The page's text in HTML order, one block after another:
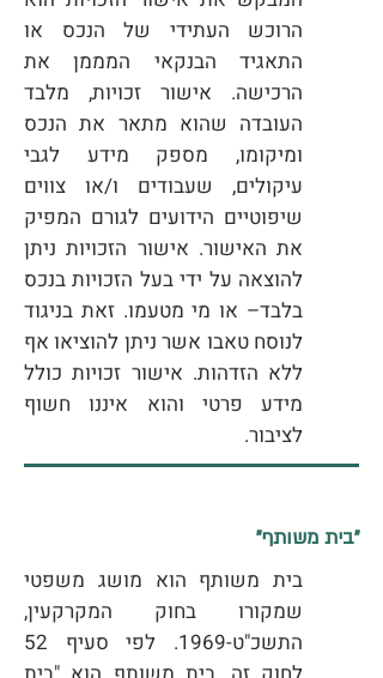
הרוכש העתידי של הנכס או
התאגיד הבנקאי המממן את
הרכישה. אישור זכויות, מלבד
העובדה שהוא מתאר את הנכס
ומיקומו, מספק מידע לגבי
עיקולים, שעבודים ו/או צווים
שיפוטיים הידועים לגורם המפיק
את האישור. אישור הזכויות ניתן
להוצאה על ידי בעל הזכויות בנכס
בלבד– או מי מטעמו. זאת בניגוד
לנוסח טאבו אשר ניתן להוציאו אף
ללא הזדהות. אישור זכויות כולל
מידע פרטי והוא איננו חשוף
לציבור.
"בית משותף"
בית משותף הוא מושג משפטי
שמקורו בחוק המקרקעין,
התשכ"ט-1969. לפי סעיף 52